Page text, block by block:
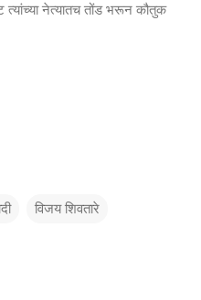
त्यांच्या नेत्यातच तोंड भरून कौतुक
विजय शिवतारे